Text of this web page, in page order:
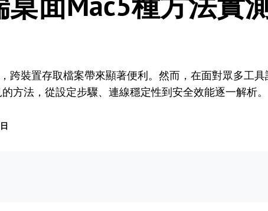
跨裝置存取檔案帶來顯著便利。然而，在面對眾多工
方法，從設定步驟、連線穩定性到安全效能逐一解析。